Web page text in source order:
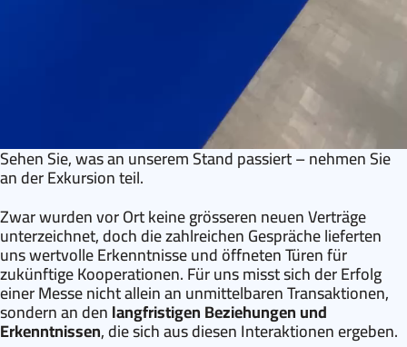
Sehen Sie, was an unserem Stand passiert – nehmen Sie
an der Exkursion teil.
Zwar wurden vor Ort keine grösseren neuen Verträge
unterzeichnet, doch die zahlreichen Gespräche lieferten
uns wertvolle Erkenntnisse und öffneten Türen für
zukünftige Kooperationen. Für uns misst sich der Erfolg
einer Messe nicht allein an unmittelbaren Transaktionen,
sondern an denlangfristigen Beziehungen und
Erkenntnissen, die sich aus diesen Interaktionen ergeben.